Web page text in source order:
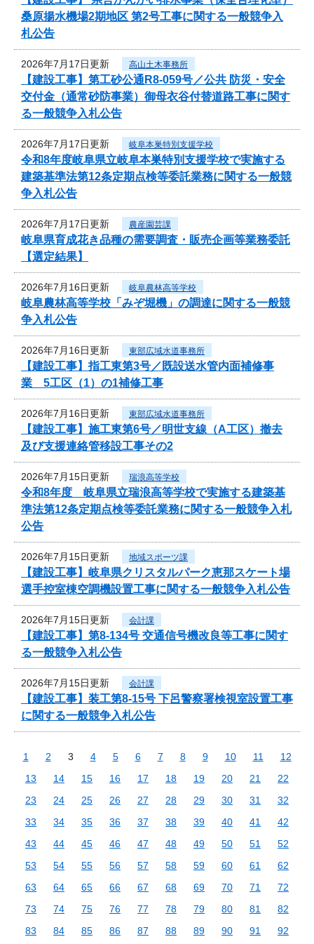
桑原揚水機場2期地区 第2号工事に関する一般競争入
札公告
2026年7月17日更新 高山土木事務所
【建設工事】第工砂公通R8-059号／公共 防災・安全
交付金（通常砂防事業）御母衣谷付替道路工事に関す
る一般競争入札公告
2026年7月17日更新 岐阜本巣特別支援学校
令和8年度岐阜県立岐阜本巣特別支援学校で実施する
建築基準法第12条定期点検等委託業務に関する一般競
争入札公告
2026年7月17日更新 農産園芸課
岐阜県育成花き品種の需要調査・販売企画等業務委託
【選定結果】
2026年7月16日更新 岐阜農林高等学校
岐阜農林高等学校「みぞ堀機」の調達に関する一般競
争入札公告
2026年7月16日更新 東部広域水道事務所
【建設工事】指工東第3号／既設送水管内面補修事
業 5工区（1）の1補修工事
2026年7月16日更新 東部広域水道事務所
【建設工事】施工東第6号／明世支線（A工区）撤去
及び支援連絡管移設工事その2
2026年7月15日更新 瑞浪高等学校
令和8年度 岐阜県立瑞浪高等学校で実施する建築基
準法第12条定期点検等委託業務に関する一般競争入札
公告
2026年7月15日更新 地域スポーツ課
【建設工事】岐阜県クリスタルパーク恵那スケート場
選手控室棟空調機設置工事に関する一般競争入札公告
2026年7月15日更新 会計課
【建設工事】第8-134号 交通信号機改良等工事に関す
る一般競争入札公告
2026年7月15日更新 会計課
【建設工事】装工第8-15号 下呂警察署検視室設置工事
に関する一般競争入札公告
1 2 3 4 5 6 7 8 9 10 11
12
13
14 15 16 17 18 19 20 21
22
23
24 25 26 27 28 29 30 31
32
33
34 35 36 37 38 39 40 41
42
43
44 45 46 47 48 49 50 51
52
53
54 55 56 57 58 59 60 61
62
63
64 65 66 67 68 69 70 71
72
73
74 75 76 77 78 79 80 81
82
83
84 85 86 87 88 89 90 91
92